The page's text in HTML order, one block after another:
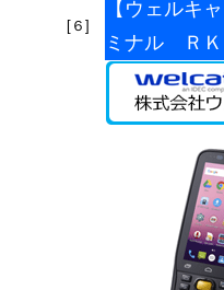
[６]
【ウェルキ
ミナル ＲＫ